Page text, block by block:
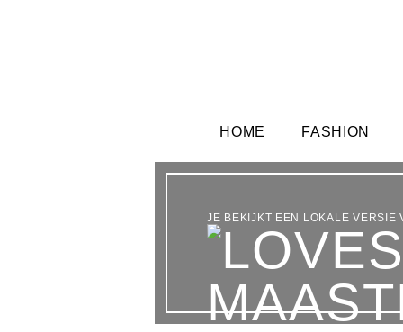
HOME FASHION
JE BEKIJKT EEN LOKALE VERSIE